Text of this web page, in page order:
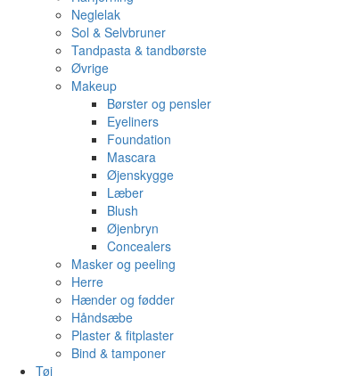
Neglelak
Sol & Selvbruner
Tandpasta & tandbørste
Øvrige
Makeup
Børster og pensler
Eyeliners
Foundation
Mascara
Øjenskygge
Læber
Blush
Øjenbryn
Concealers
Masker og peeling
Herre
Hænder og fødder
Håndsæbe
Plaster & fitplaster
Bind & tamponer
Tøj